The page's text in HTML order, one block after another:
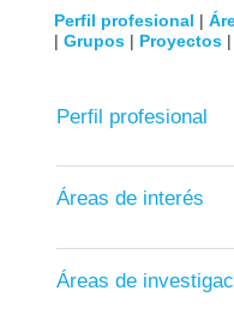
Perfil profesional |
| Grupos | Proyectos
Perfil profesional
Áreas de interés
Áreas de